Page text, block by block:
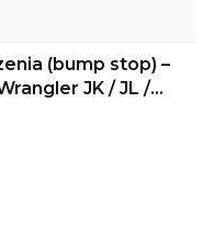
(bump stop) –
JK / JL /